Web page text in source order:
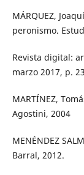
MÁRQUEZ,
peronismo.
Revista digital:
marzo 2017, p.
MARTÍNEZ,
Agostini, 2004
MENÉNDEZ
Barral, 2012.